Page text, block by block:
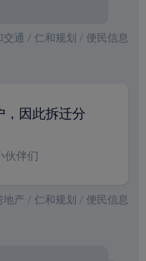
交通 / 仁和规划 / 便民信息
因此拆迁分
伙伴们
地产 / 仁和规划 / 便民信息